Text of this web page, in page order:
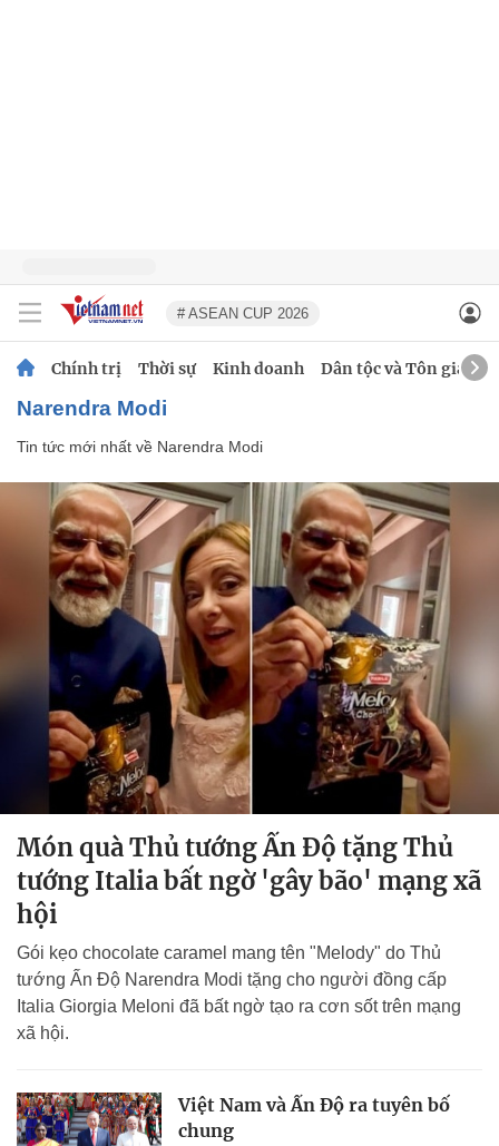
# ASEAN CUP 2026
Chính trị Thời sự Kinh doanh Dân tộc và Tôn giáo
Narendra Modi
Tin tức mới nhất về Narendra Modi
Món quà Thủ tướng Ấn Độ tặng Thủ
tướng Italia bất ngờ 'gây bão' mạng xã
hội
Gói kẹo chocolate caramel mang tên "Melody" do Thủ
tướng Ấn Độ Narendra Modi tặng cho người đồng cấp
Italia Giorgia Meloni đã bất ngờ tạo ra cơn sốt trên mạng
xã hội.
Việt Nam và Ấn Độ ra tuyên bố
chung